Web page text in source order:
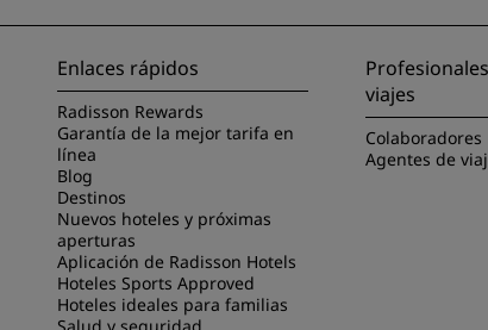
Enlaces rápidos
Radisson Rewards
Garantía de la mejor tarifa en
línea
Blog
Destinos
Nuevos hoteles y próximas
aperturas
Aplicación de Radisson Hotels
Hoteles Sports Approved
Hoteles ideales para familias
viajes
Colaboradores
Agentes de